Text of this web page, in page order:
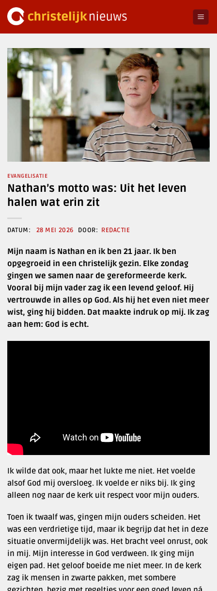
naar
EVANGELISATIE
Nathan’s motto was: Uit het leven
halen wat erin zit
28 MEI 2026 REDACTIE
Mijn naam is Nathan en ik ben 21 jaar. Ik ben
opgegroeid in een christelijk gezin. Elke zondag
gingen we samen naar de gereformeerde kerk.
Vooral bij mijn vader zag ik een levend geloof. Hij
vertrouwde in alles op God. Als hij het even niet meer
wist, ging hij bidden. Dat maakte indruk op mij. Ik zag
aan hem: God is echt.
Ik wilde dat ook, maar het lukte me niet. Het voelde
alsof God mij oversloeg. Ik voelde er niks bij. Ik ging
alleen nog naar de kerk uit respect voor mijn ouders.
Toen ik twaalf was, gingen mijn ouders scheiden. Het
was een verdrietige tijd, maar ik begrijp dat het in deze
situatie onvermijdelijk was. Het bracht veel onrust, ook
in mij. Mijn interesse in God verdween. Ik ging mijn
eigen pad. Het geloof boeide me niet meer. In de kerk
zag ik mensen in zwarte pakken, met sombere